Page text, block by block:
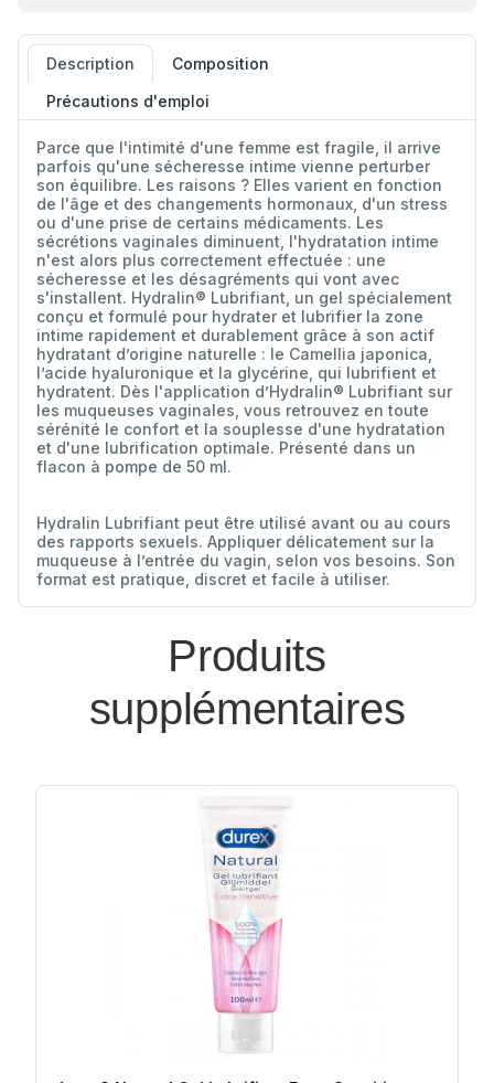
Description
Composition
Précautions d'emploi
Parce que l'intimité d'une femme est fragile, il arrive
parfois qu'une sécheresse intime vienne perturber
son équilibre. Les raisons ? Elles varient en fonction
de l'âge et des changements hormonaux, d'un stress
ou d'une prise de certains médicaments. Les
sécrétions vaginales diminuent, l'hydratation intime
n'est alors plus correctement effectuée : une
sécheresse et les désagréments qui vont avec
s'installent. Hydralin® Lubrifiant, un gel spécialement
conçu et formulé pour hydrater et lubrifier la zone
intime rapidement et durablement grâce à son actif
hydratant d’origine naturelle : le Camellia japonica,
l’acide hyaluronique et la glycérine, qui lubrifient et
hydratent. Dès l'application d’Hydralin® Lubrifiant sur
les muqueuses vaginales, vous retrouvez en toute
sérénité le confort et la souplesse d'une hydratation
et d'une lubrification optimale. Présenté dans un
flacon à pompe de 50 ml.
Hydralin Lubrifiant peut être utilisé avant ou au cours
des rapports sexuels. Appliquer délicatement sur la
muqueuse à l’entrée du vagin, selon vos besoins. Son
format est pratique, discret et facile à utiliser.
Produits
supplémentaires